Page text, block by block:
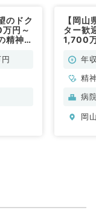
のドク
円～
神科
【岡
ター歓
1,700
（精神
年
精
病
岡